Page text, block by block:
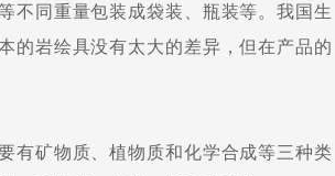
不同重量包装成袋装、瓶装等。我国生
的岩绘具没有太大的差异，但在产品的
矿物质、植物质和化学合成等三种类